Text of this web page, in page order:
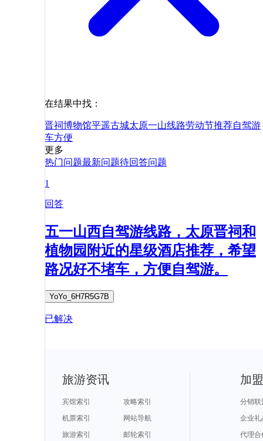
在结果中找：
晋祠博物馆平遥古城太原一山线路劳动节推荐自驾游
车方便
更多
热门问题最新问题待回答问题
1
回答
五一山西自驾游线路，太原晋祠和
植物园附近的星级酒店推荐，希望
路况好不堵车，方便自驾游。
YoYo_6H7R5G7B
已解决
旅游资讯
宾馆索引
攻略索引
机票索引
网站导航
旅游索引
邮轮索引
加
分销联
企业礼
代理合